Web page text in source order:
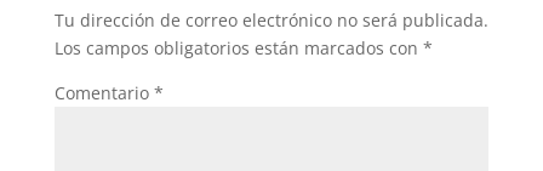
Tu dirección de correo electrónico no será publicada.
Los campos obligatorios están marcados con *
Comentario *